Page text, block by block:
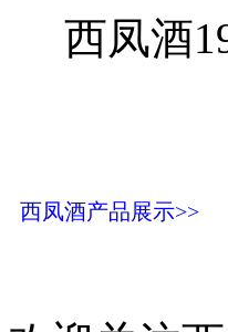
西凤酒
西凤酒产品展示>>